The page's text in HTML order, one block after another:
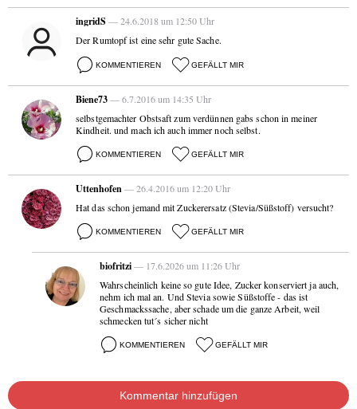
ingridS— 24.6.2018 um 12:50 Uhr
Der Rumtopf ist eine sehr gute Sache.
KOMMENTIEREN GEFÄLLT MIR
Biene73— 6.7.2016 um 14:35 Uhr
selbstgemachter Obstsaft zum verdünnen gabs schon in meiner
Kindheit. und mach ich auch immer noch selbst.
KOMMENTIEREN GEFÄLLT MIR
Uttenhofen— 26.4.2016 um 12:20 Uhr
Hat das schon jemand mit Zuckerersatz (Stevia/Süßstoff) versucht?
KOMMENTIEREN GEFÄLLT MIR
biofritzi— 17.6.2026 um 11:26 Uhr
Wahrscheinlich keine so gute Idee, Zucker konserviert ja auch,
nehm ich mal an. Und Stevia sowie Süßstoffe - das ist
Geschmackssache, aber schade um die ganze Arbeit, weil
schmecken tut´s sicher nicht
KOMMENTIEREN GEFÄLLT MIR
Kommentar hinzufügen